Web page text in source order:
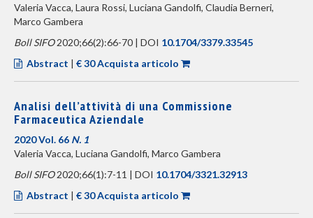
Valeria Vacca, Laura Rossi, Luciana Gandolfi, Claudia Berneri,
Marco Gambera
Boll SIFO2020;66(2):66-70 | DOI 10.1704/3379.33545
Abstract | € 30 Acquista articolo
Analisi dell’attività di una Commissione
Farmaceutica Aziendale
2020 Vol. 66 N. 1
Valeria Vacca, Luciana Gandolfi, Marco Gambera
Boll SIFO2020;66(1):7-11 | DOI 10.1704/3321.32913
Abstract | € 30 Acquista articolo